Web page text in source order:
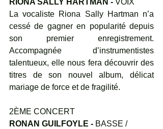
RIONA SALLY HARTMAN - VOIX
La vocaliste Riona Sally Hartman n’a
cessé de gagner en popularité depuis
son premier enregistrement.
Accompagnée d’instrumentistes
talentueux, elle nous fera découvrir des
titres de son nouvel album, délicat
mariage de force et de fragilité.
2ÈME CONCERT
RONAN GUILFOYLE - BASSE /